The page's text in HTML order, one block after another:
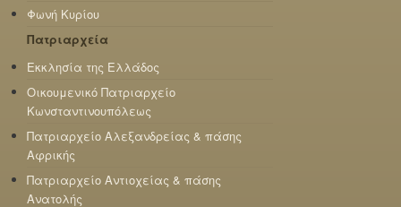
Φωνή Κυρίου
Πατριαρχεία
Εκκλησία της Ελλάδος
Οικουμενικό Πατριαρχείο
Κωνσταντινουπόλεως
Πατριαρχείο Αλεξανδρείας & πάσης
Αφρικής
Πατριαρχείο Αντιοχείας & πάσης
Ανατολής